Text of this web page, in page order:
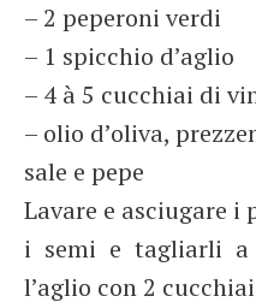
– 2 peperoni verdi
– 1 spicchio d’aglio
– 4 à 5 cucchiai di
– olio d’oliva,
sale e pepe
Lavare e asciugare i
i semi e tagliarli a
l’aglio con 2 cucchiai